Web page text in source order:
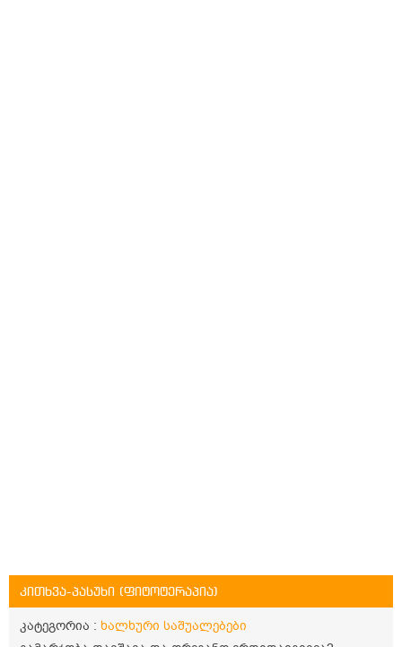
კითხვა-პასუხი (ფიტოტერაპია)
კატეგორია : ხალხური საშუალებები